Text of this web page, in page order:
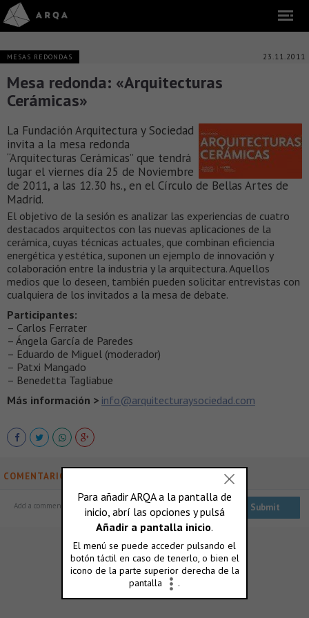
MESAS REDONDAS 23.11.2011
Mesa redonda: «Arquitecturas
Cerámicas»
La Fundación Arquitectura y Sociedad
invita a la mesa redonda
“Arquitecturas Cerámicas” que tendrá
lugar el viernes día 25 de Noviembre
de 2011, a las 12.30 hs., en el Círculo de Bellas Artes de
Madrid.
El objetivo de la sesión es analizar las experiencias de cuatro
destacados arquitectos con las nuevas aplicaciones de la
cerámica, cuyas técnicas actuales, que combinan eficiencia
energética y estética, suponen un ejemplo de innovación y
colaboración entre la industria y la arquitectura. Aquellos
medios que lo deseen, también pueden solicitar entrevistas con
cualquiera de los invitados a la mesa de debate.
Participantes:
– Carlos Ferrater
– Ángela García de Paredes
– Eduardo de Miguel (moderador)
– Patxi Mangado
– Benedetta Tagliabue
Más información > info@arquitecturaysociedad.com
COMENTARIOS